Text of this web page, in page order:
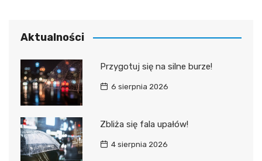
Aktualności
Przygotuj się na silne burze!
6 sierpnia 2026
Zbliża się fala upałów!
4 sierpnia 2026